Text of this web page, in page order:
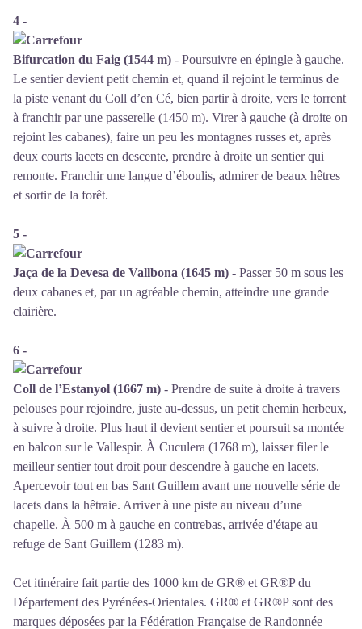
4 -
Bifurcation du Faig (1544 m) - Poursuivre en épingle à gauche.
Le sentier devient petit chemin et, quand il rejoint le terminus de
la piste venant du Coll d’en Cé, bien partir à droite, vers le torrent
à franchir par une passerelle (1450 m). Virer à gauche (à droite on
rejoint les cabanes), faire un peu les montagnes russes et, après
deux courts lacets en descente, prendre à droite un sentier qui
remonte. Franchir une langue d’éboulis, admirer de beaux hêtres
et sortir de la forêt.
5 -
Jaça de la Devesa de Vallbona (1645 m) - Passer 50 m sous les
deux cabanes et, par un agréable chemin, atteindre une grande
clairière.
6 -
Coll de l’Estanyol (1667 m) - Prendre de suite à droite à travers
pelouses pour rejoindre, juste au-dessus, un petit chemin herbeux,
à suivre à droite. Plus haut il devient sentier et poursuit sa montée
en balcon sur le Vallespir. À Cuculera (1768 m), laisser filer le
meilleur sentier tout droit pour descendre à gauche en lacets.
Apercevoir tout en bas Sant Guillem avant une nouvelle série de
lacets dans la hêtraie. Arriver à une piste au niveau d’une
chapelle. À 500 m à gauche en contrebas, arrivée d'étape au
refuge de Sant Guillem (1283 m).
Cet itinéraire fait partie des 1000 km de GR® et GR®P du
Département des Pyrénées-Orientales. GR® et GR®P sont des
marques déposées par la Fédération Française de Randonnée